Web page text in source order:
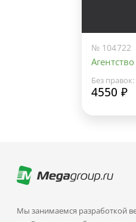
№ 104722
Без правок:
4550 ₽
Мы занимаемся разработкой